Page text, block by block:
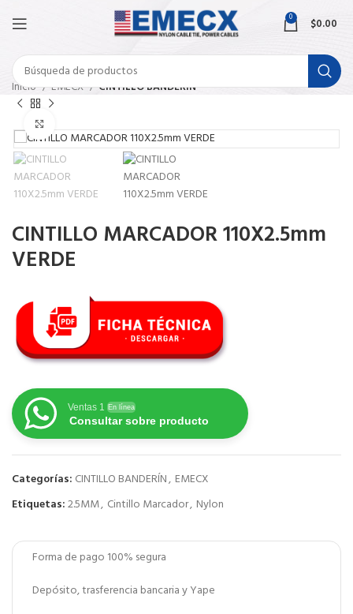
0 $0.00
Inicio EMECX CINTILLO BANDERÍN
CINTILLO MARCADOR 110X2.5mm
VERDE
Ventas 1 En línea
Consultar sobre producto
Categorías: CINTILLO BANDERÍN, EMECX
Etiquetas:2.5MM, Cintillo Marcador, Nylon
Forma de pago 100% segura
Depósito, trasferencia bancaria y Yape